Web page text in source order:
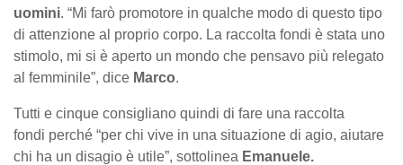
uomini. “Mi farò promotore in qualche modo di questo tipo
di attenzione al proprio corpo. La raccolta fondi è stata uno
stimolo, mi si è aperto un mondo che pensavo più relegato
al femminile”, dice Marco.
Tutti e cinque consigliano quindi di fare una raccolta
fondi perché “per chi vive in una situazione di agio, aiutare
chi ha un disagio è utile”, sottolinea Emanuele.